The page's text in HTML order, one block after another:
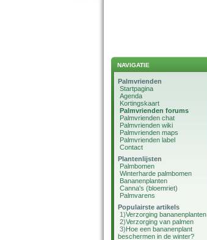
NAVIGATIE
Palmvrienden
Startpagina
Agenda
Kortingskaart
Palmvrienden forums
Palmvrienden chat
Palmvrienden wiki
Palmvrienden maps
Palmvrienden label
Contact
Plantenlijsten
Palmbomen
Winterharde palmbomen
Bananenplanten
Canna's (bloemriet)
Palmvarens
Populairste artikels
1)Verzorging bananenplanten
2)Verzorging van palmen
3)Hoe een bananenplant
beschermen in de winter?